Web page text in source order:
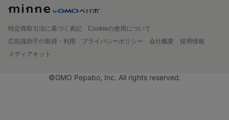
特定商取引法に基づく表記
Cookieの使用について
広告識別子の取得・利用
プライバシーポリシー 会社概要
採用情報
メディアキット
©GMO Pepabo, Inc. All rights reserved.